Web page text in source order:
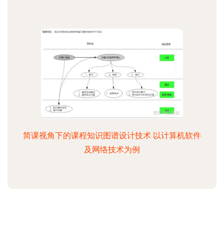
简课视角下的课程知识图谱设计技术 以计算机软件
及网络技术为例